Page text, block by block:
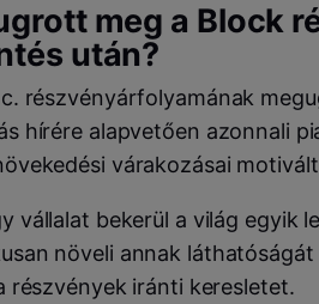
meg a Block
után?
részvényárfolyamának
hírére alapvetően azonnali
várakozásai
vállalat bekerül a világ egyik
növeli annak
részvények iránti keresletet.